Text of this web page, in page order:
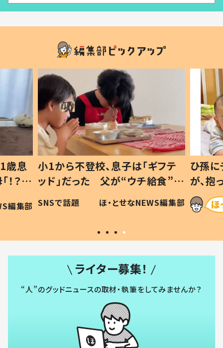
歳息
？」
編集部
小1から不登校、息子は「ギフテ
ッド」だった 父が“ウチ給食”を
作り続ける理由とは #令和の親
#令和の子
SNSで話題 ほ・とせなNEWS編集部
ひ孫
が、
「涙が
い」
ライター募集！
“人”のグッドニュースの取材・執筆をしてみませんか？